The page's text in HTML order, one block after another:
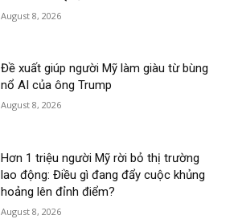
August 8, 2026
Đề xuất giúp người Mỹ làm giàu từ bùng
nổ AI của ông Trump
August 8, 2026
Hơn 1 triệu người Mỹ rời bỏ thị trường
lao động: Điều gì đang đẩy cuộc khủng
hoảng lên đỉnh điểm?
August 8, 2026